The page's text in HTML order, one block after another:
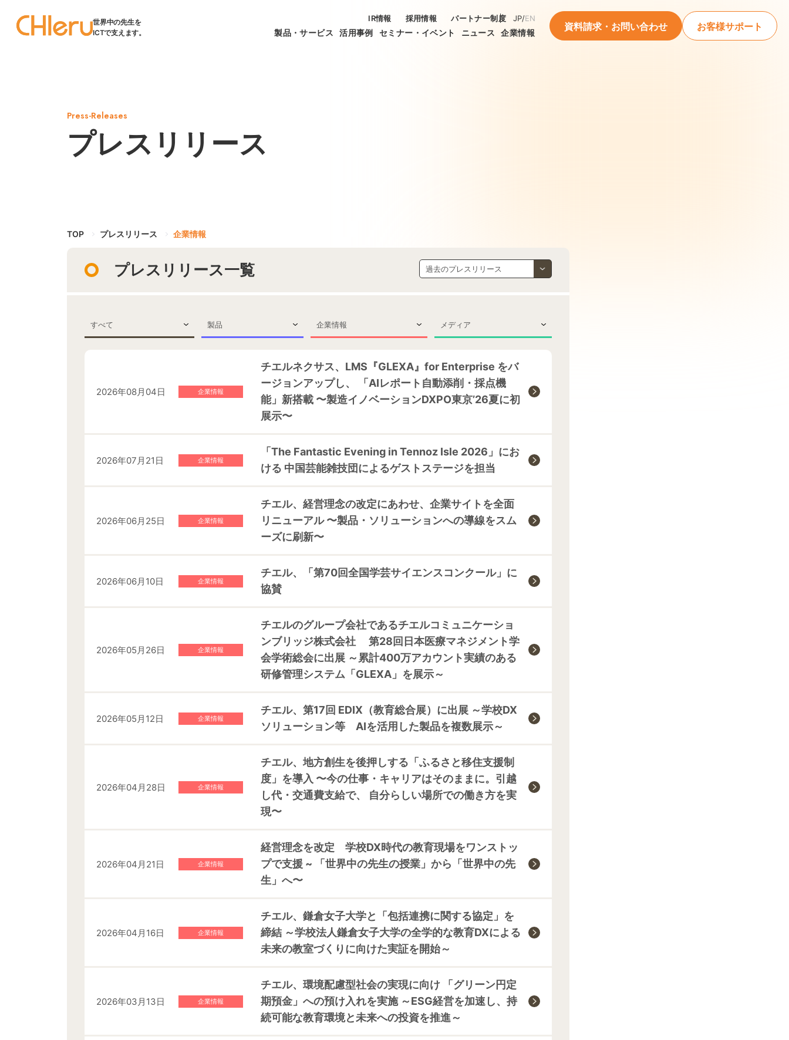
世界中の先生を
ICTで支えます。
製品・サービス 活用事例 セミナー・イベント ニュース 企業情報
IR情報 採用情報 パートナー制度 JP/EN
資料請求・お問い合わせ お客様サポート
Press-Releases
プレスリリース
TOP プレスリリース 企業情報
プレスリリース一覧
すべて 製品 企業情報 メディア
2026年08月04日 企業情報
チエルネクサス、LMS『GLEXA』for Enterprise をバ
ージョンアップし、 「AIレポート自動添削・採点機
能」新搭載 〜製造イノベーションDXPO東京’26夏に初
展示〜
2026年07月21日 企業情報
「The Fantastic Evening in Tennoz Isle 2026」にお
ける 中国芸能雑技団によるゲストステージを担当
2026年06月25日 企業情報
チエル、経営理念の改定にあわせ、企業サイトを全面
リニューアル 〜製品・ソリューションへの導線をスム
ーズに刷新〜
2026年06月10日 企業情報
チエル、「第70回全国学芸サイエンスコンクール」に
協賛
2026年05月26日 企業情報
チエルのグループ会社であるチエルコミュニケーショ
ンブリッジ株式会社 第28回日本医療マネジメント学
会学術総会に出展 ～累計400万アカウント実績のある
研修管理システム「GLEXA」を展示～
2026年05月12日 企業情報
チエル、第17回 EDIX（教育総合展）に出展 ～学校DX
ソリューション等 AIを活用した製品を複数展示～
2026年04月28日 企業情報
チエル、地方創生を後押しする「ふるさと移住支援制
度」を導入 〜今の仕事・キャリアはそのままに。引越
し代・交通費支給で、 自分らしい場所での働き方を実
現〜
2026年04月21日 企業情報
経営理念を改定 学校DX時代の教育現場をワンストッ
プで支援 ~ 「世界中の先生の授業」から「世界中の先
生」へ〜
2026年04月16日 企業情報
チエル、鎌倉女子大学と「包括連携に関する協定」を
締結 ～学校法人鎌倉女子大学の全学的な教育DXによる
未来の教室づくりに向けた実証を開始～
2026年03月13日 企業情報
チエル、環境配慮型社会の実現に向け 「グリーン円定
期預金」への預け入れを実施 ～ESG経営を加速し、持
続可能な教育環境と未来への投資を推進～